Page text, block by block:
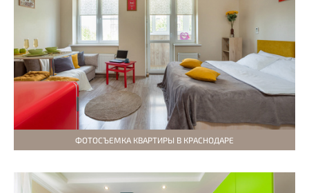
ФОТОСЪЕМКА КВАРТИРЫ В КРАСНОДАРЕ